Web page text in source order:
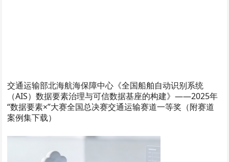
交通运输部北海航海保障中心《全国船舶自动识别系统
（AIS）数据要素治理与可信数据基座的构建》——2025年
“数据要素×”大赛全国总决赛交通运输赛道一等奖（附赛道
案例集下载）